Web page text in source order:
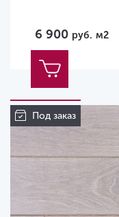
6 900 руб. м2
Под заказ